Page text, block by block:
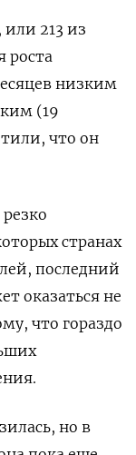
213 из
роста
низким
(19
что он
странах
последний
оказаться не
что гораздо
но в